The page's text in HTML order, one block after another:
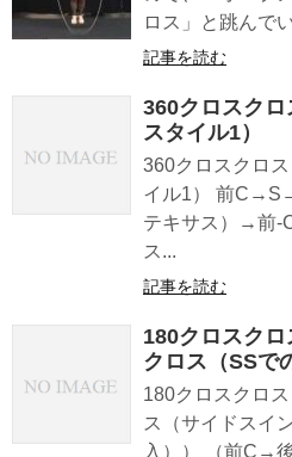
ロス」と跳んで
記事を読む
360クロスク
スタイル1）
360クロスクロ
イル1） 前
テキサス）→前-
ス...
記事を読む
180クロスクロ
クロス（SSで
180クロスクロ
ス（サイドスイ
入）） （前C→